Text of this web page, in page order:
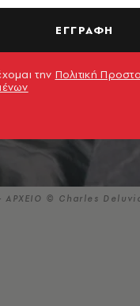
ΑΡΧΕΙΟ © Charles
ΕΓΓΡΑΦΗ
την Πολιτική